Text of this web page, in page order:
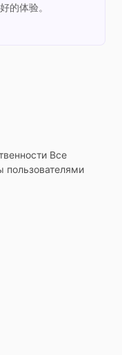
的体验。
Все
пользователями